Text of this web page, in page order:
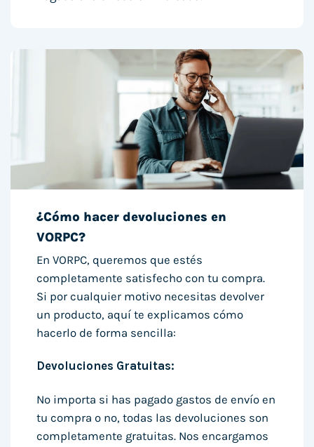
¿Cómo hacer devoluciones en
VORPC?
En VORPC, queremos que estés
completamente satisfecho con tu compra.
Si por cualquier motivo necesitas devolver
un producto, aquí te explicamos cómo
hacerlo de forma sencilla:
Devoluciones Gratuitas:
No importa si has pagado gastos de envío en
tu compra o no, todas las devoluciones son
completamente gratuitas. Nos encargamos